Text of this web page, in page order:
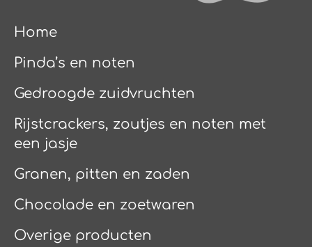
Home
Pinda’s en noten
Gedroogde zuidvruchten
Rijstcrackers, zoutjes en noten met
een jasje
Granen, pitten en zaden
Chocolade en zoetwaren
Overige producten